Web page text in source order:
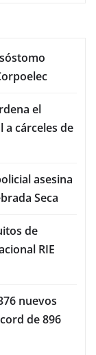
el
a cárceles de
asesina
Seca
de
RIE
nuevos
de 896